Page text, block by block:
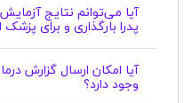
آیا می‌توانم نتایج
پدرا بارگذاری و برای
وجود دارد؟